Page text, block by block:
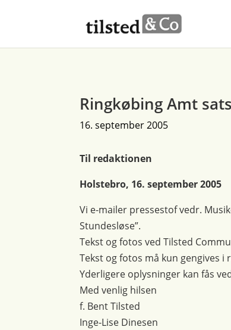
Ringkøbing Amt
16. september 2005
Til redaktionen
Holstebro, 16. september 2005
Vi e-mailer pressestof vedr.
Stundesløse”.
Tekst og fotos ved Tilsted
Tekst og fotos må kun gengives
Yderligere oplysninger kan fås
Med venlig hilsen
f. Bent Tilsted
Inge-Lise Dinesen